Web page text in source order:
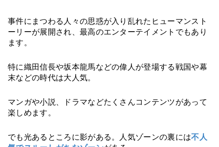
事件にまつわる人々の思惑が入り乱れたヒューマンスト
ーリーが展開され、最高のエンターテイメントでもあり
ます。
特に織田信長や坂本龍馬などの偉人が登場する戦国や幕
末などの時代は大人気。
マンガや小説、ドラマなどたくさんコンテンツがあって
楽しめます。
でも光あるところに影がある。人気ゾーンの裏には不人